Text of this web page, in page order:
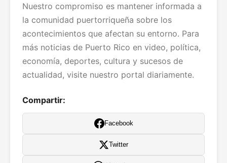
Nuestro compromiso es mantener informada a
la comunidad puertorriqueña sobre los
acontecimientos que afectan su entorno. Para
más noticias de Puerto Rico en video, política,
economía, deportes, cultura y sucesos de
actualidad, visite nuestro portal diariamente.
Compartir:
Facebook
Twitter